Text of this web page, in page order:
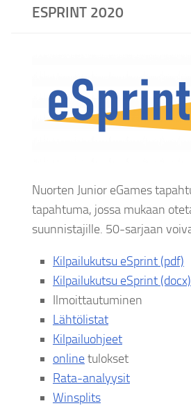
ESPRINT 2020
Nuorten Junior eGames
tapahtuma, jossa mukaan
suunnistajille. 50-sarjaan
Kilpailukutsu eSprint (pdf)
Kilpailukutsu eSprint (docx)
Ilmoittautuminen
Lähtölistat
Kilpailuohjeet
onlinetulokset
Rata-analyysit
Winsplits